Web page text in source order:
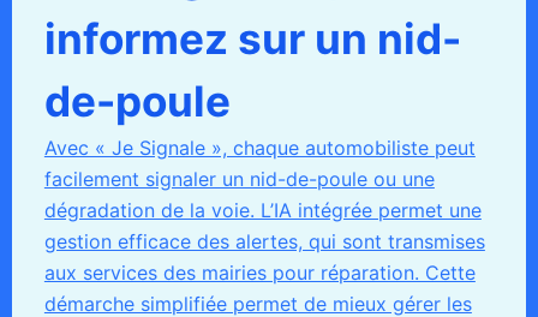
informez sur un nid-
de-poule
Avec « Je Signale », chaque automobiliste peut
facilement signaler un nid-de-poule ou une
dégradation de la voie. L’IA intégrée permet une
gestion efficace des alertes, qui sont transmises
aux services des mairies pour réparation. Cette
démarche simplifiée permet de mieux gérer les